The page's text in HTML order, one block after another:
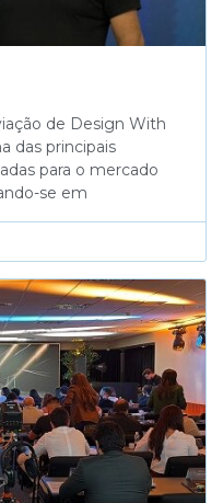
de Design With
das principais
para o mercado
se em